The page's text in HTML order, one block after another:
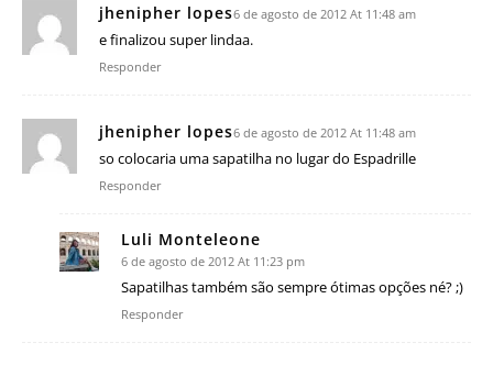
jhenipher lopes6 de agosto de 2012 At 11:48 am
e finalizou super lindaa.
Responder
jhenipher lopes6 de agosto de 2012 At 11:48 am
so colocaria uma sapatilha no lugar do Espadrille
Responder
Luli Monteleone
6 de agosto de 2012 At 11:23 pm
Sapatilhas também são sempre ótimas opções né? ;)
Responder